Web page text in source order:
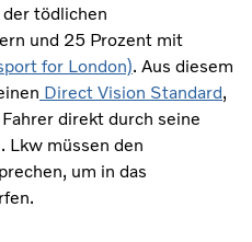
tödlichen
und 25 Prozent mit
for London). Aus diesem
Direct Vision Standard,
direkt durch seine
Lkw müssen den
um in das